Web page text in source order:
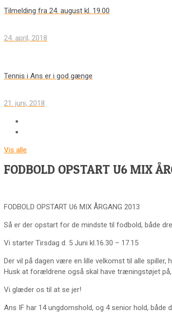
Tilmelding fra 24. august kl. 19.00
24. april, 2018
Tennis i Ans er i god gænge
21. juni, 2018
Vis alle
FODBOLD OPSTART U6 MIX
FODBOLD OPSTART U6 MIX ÅRGANG 2013
Så er der opstart for de mindste til fodbold, både
Vi starter Tirsdag d. 5 Juni kl.16.30 – 17.15
Der vil på dagen være en lille velkomst til alle
Husk at forældrene også skal have træningstøjet
Vi glæder os til at se jer!
Ans IF har 14 ungdomshold, og 4 senior hold, både